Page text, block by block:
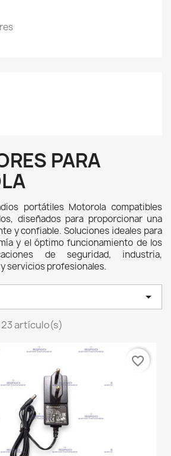
PARA
portátiles Motorola compatibles
diseñados para proporcionar una
y confiable. Soluciones ideales para
y el óptimo funcionamiento de los
de seguridad, industria,
servicios profesionales.

artículo(s)
favorite_border